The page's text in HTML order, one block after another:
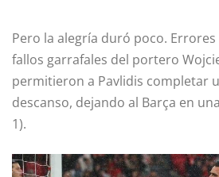
Pero la alegría duró poco.
fallos garrafales del portero
permitieron a Pavlidis completar
descanso, dejando al Barça en
1).